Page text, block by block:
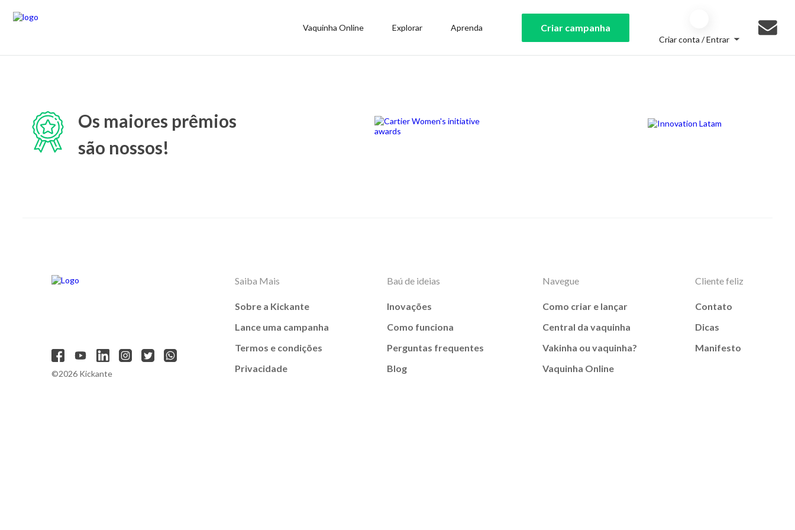
Vaquinha Online Explorar Aprenda Criar campanha
Criar conta / Entrar
Os maiores prêmios
são nossos!
©2026 Kickante
Saiba Mais
Sobre a Kickante
Lance uma campanha
Termos e condições
Privacidade
Baú de ideias
Inovações
Como funciona
Perguntas frequentes
Blog
Navegue
Como criar e lançar
Central da vaquinha
Vakinha ou vaquinha?
Vaquinha Online
Cliente feliz
Contato
Dicas
Manifesto